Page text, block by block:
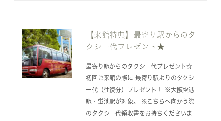
【来館特典】最寄り駅からのタ
クシー代プレゼント★
最寄り駅からのタクシー代プレゼント☆
初回ご来館の際に 最寄り駅よりのタクシ
ー代（往復分）プレゼント！ ※大阪空港
駅・蛍池駅が対象。 ※こちらへ向かう際
のタクシー代領収書をお持ちくださいま